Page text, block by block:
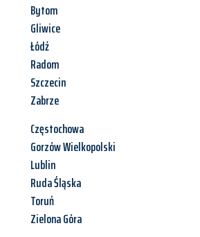
Bytom
Gliwice
Łódź
Radom
Szczecin
Zabrze
Częstochowa
Gorzów Wielkopolski
Lublin
Ruda Śląska
Toruń
Zielona Góra